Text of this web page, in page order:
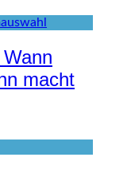
macht